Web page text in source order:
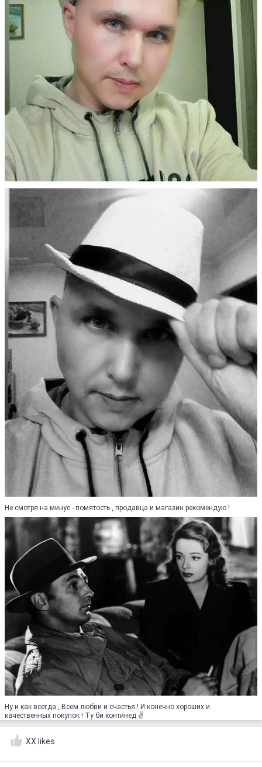
Не смотря на минус - помятость , продавца и магазин рекомендую !
Ну и как всегда , Всем любви и счастья ! И конечно хороших и
качественных покупок ! Ту би континед ✌
XX likes